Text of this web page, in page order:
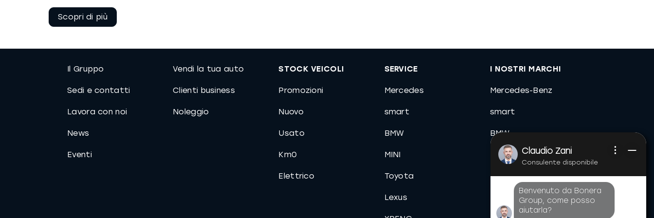
Continua a
leggere
Il Gruppo
Sedi e contatti
Lavora con noi
News
Eventi
Vendi la tua auto
Clienti business
Noleggio
STOCK VEICOLI
Promozioni
Nuovo
Usato
Km0
Elettrico
SERVICE
Mercedes
smart
BMW
MINI
Toyota
Lexus
I NOSTRI MARCHI
Mercedes-Benz
smart
BMW
MINI
Toyota
Claudio Zani
Consulente disponibile
Benvenuto da Bonera
Group, come posso
aiutarla?